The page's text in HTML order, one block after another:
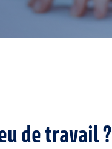
de travail ?